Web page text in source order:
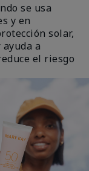
se usa
y en
solar,
a
el riesgo